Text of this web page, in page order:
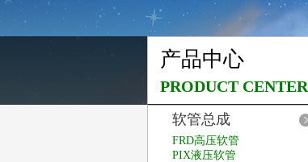
产品中心
PRODUCT CENTER
软管总成
FRD高压软管
PIX液压软管